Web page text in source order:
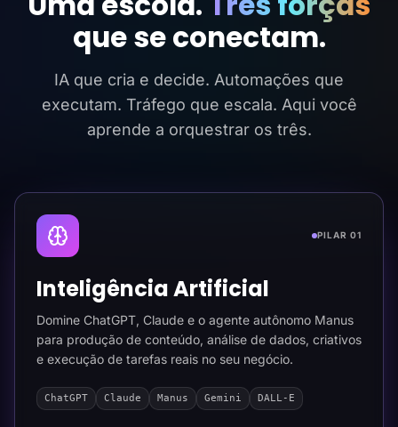
que se conectam.
IA que cria e decide. Automações que
executam. Tráfego que escala. Aqui você
aprende a orquestrar os três.
PILAR 01
Inteligência Artificial
Domine ChatGPT, Claude e o agente autônomo Manus
para produção de conteúdo, análise de dados, criativos
e execução de tarefas reais no seu negócio.
ChatGPT Claude Manus Gemini DALL-E